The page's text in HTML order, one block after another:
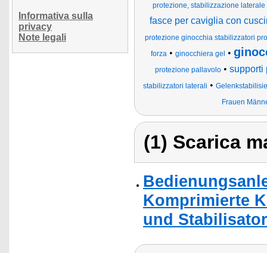
Informativa sulla
privacy
Note legali
protezione, stabilizzazione laterale
fasce per caviglia con
protezione ginocchia stabilizzatori
forza • ginocchiera gel •
protezione pallavolo • supporti
stabilizzatori laterali •
Frauen
(1) Scarica
Komprimierte
und